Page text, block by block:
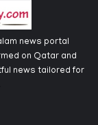
news portal
on Qatar and
news tailored for